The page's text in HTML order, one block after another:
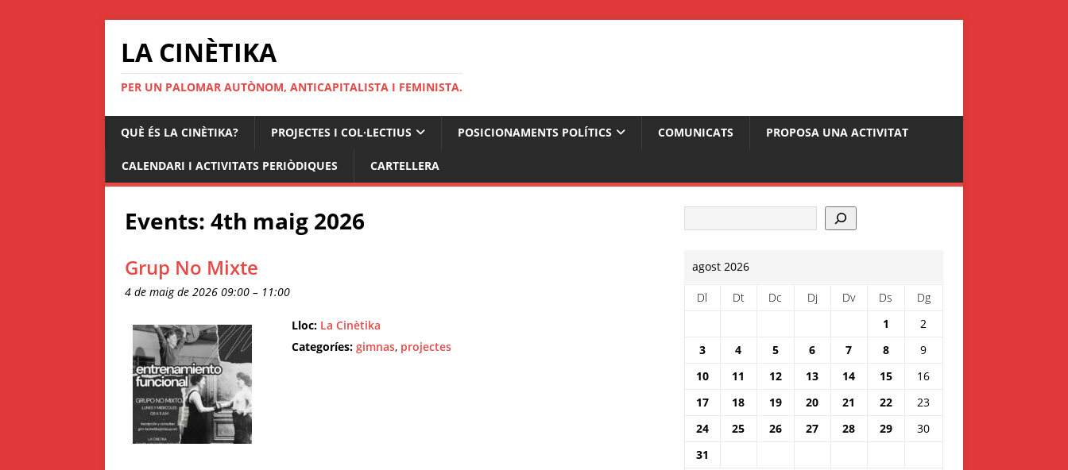
LA CINÈTIKA
PER UN PALOMAR AUTÒNOM, ANTICAPITALISTA I FEMINISTA.
QUÈ ÉS LA CINÈTIKA? PROJECTES I COL·LECTIUS POSICIONAMENTS POLÍTICS COMUNICATS PROPOSA UNA ACTIVITAT
CALENDARI I ACTIVITATS PERIÒDIQUES CARTELLERA
Events: 4th maig 2026
Grup No Mixte
4 de maig de 2026 09:00 – 11:00
Lloc: La Cinètika
Categoríes: gimnas, projectes
agost 2026
Dl Dt Dc Dj Dv Ds
Dg
1
2
3
4 5 6 7 8
9
10
11 12 13 14 15
16
17
18 19 20 21 22
23
24
25 26 27 28 29
30
31